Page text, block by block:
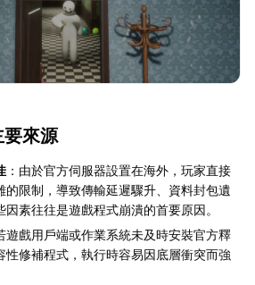
要來源
：由於官方伺服器設置在海外，玩家直接
的限制，導致傳輸延遲驟升、資料封包遺
素往往是遊戲程式崩潰的首要原因。
遊戲用戶端或作業系統未及時安裝官方釋
性修補程式，執行時容易因底層衝突而強